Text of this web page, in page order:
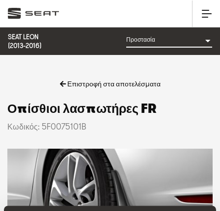
SEAT LEON
(2013-2016)
Επιστροφή στα αποτελέσματα
Οπίσθιοι λασπωτήρες FR
Κωδικός: 5F0075101B